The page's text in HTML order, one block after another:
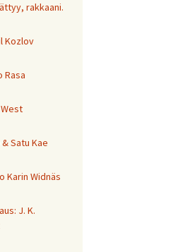
rakkaani.
Kozlov
Rasa
Satu Kae
Karin Widnäs
J. K.